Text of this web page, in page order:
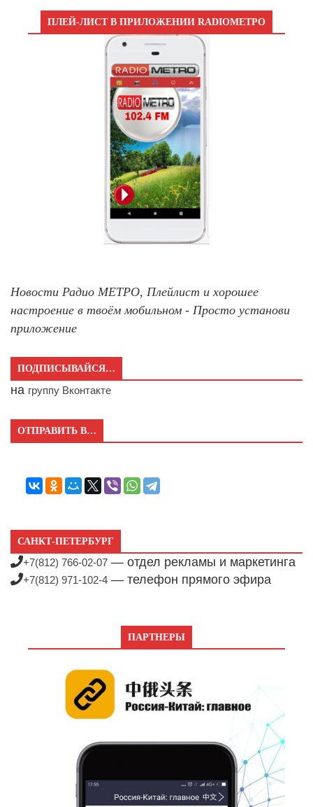
ПЛЕЙ-ЛИСТ В ПРИЛОЖЕНИИ RADIOМЕТРО
Новости Радио МЕТРО, Плейлист и хорошее
настроение в твоём мобильном - Просто установи
приложение
ПОДПИСЫВАЙСЯ…
на группу Вконтакте
ОТПРАВИТЬ В…
САНКТ-ПЕТЕРБУРГ
+7(812) 766-02-07 — отдел рекламы и маркетинга
+7(812) 971-102-4 — телефон прямого эфира
ПАРТНЕРЫ